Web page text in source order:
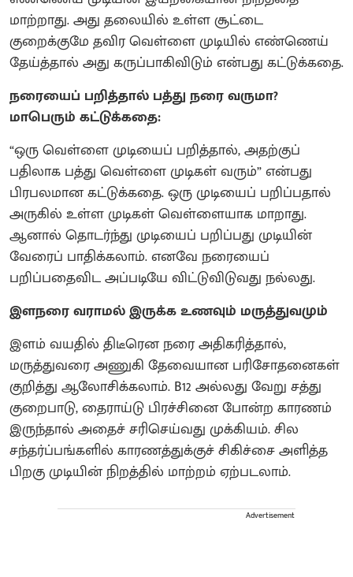
மாற்றாது. அது தலையில் உள்ள சூட்டை
குறைக்குமே தவிர வெள்ளை முடியில் எண்ணெய்
தேய்த்தால் அது கருப்பாகிவிடும் என்பது கட்டுக்கதை.
நரையைப் பறித்தால் பத்து நரை வருமா?
மாபெரும் கட்டுக்கதை:
“ஒரு வெள்ளை முடியைப் பறித்தால், அதற்குப்
பதிலாக பத்து வெள்ளை முடிகள் வரும்” என்பது
பிரபலமான கட்டுக்கதை. ஒரு முடியைப் பறிப்பதால்
அருகில் உள்ள முடிகள் வெள்ளையாக மாறாது.
ஆனால் தொடர்ந்து முடியைப் பறிப்பது முடியின்
வேரைப் பாதிக்கலாம். எனவே நரையைப்
பறிப்பதைவிட அப்படியே விட்டுவிடுவது நல்லது.
இளநரை வராமல் இருக்க உணவும் மருத்துவமும்
இளம் வயதில் திடீரென நரை அதிகரித்தால்,
மருத்துவரை அணுகி தேவையான பரிசோதனைகள்
குறித்து ஆலோசிக்கலாம். B12 அல்லது வேறு சத்து
குறைபாடு, தைராய்டு பிரச்சினை போன்ற காரணம்
இருந்தால் அதைச் சரிசெய்வது முக்கியம். சில
சந்தர்ப்பங்களில் காரணத்துக்குச் சிகிச்சை அளித்த
பிறகு முடியின் நிறத்தில் மாற்றம் ஏற்படலாம்.
Advertisement